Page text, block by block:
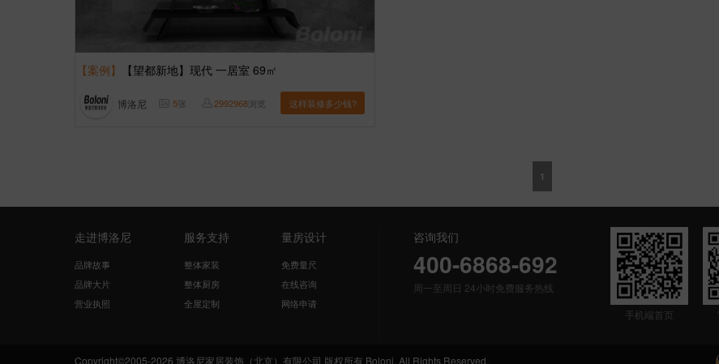
【案例】 【望都新地】现代 一居室 69㎡
博洛尼 5张 2992968浏览 这样装修多少钱?
1
走进博洛尼
品牌故事
品牌大片
营业执照
服务支持
整体家装
整体厨房
全屋定制
量房设计
免费量尺
在线咨询
网络申请
咨询我们
400-6868-692
周一至周日 24小时免费服务热线
手机端首页
Copyright©2005-2026 博洛尼家居装饰（北京）有限公司 版权所有 Boloni. All Rights Reserved.